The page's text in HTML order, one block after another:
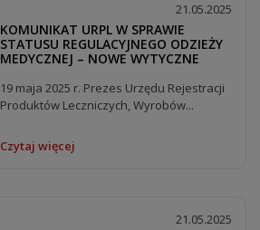
21.05.2025
KOMUNIKAT URPL W SPRAWIE
STATUSU REGULACYJNEGO ODZIEŻY
MEDYCZNEJ – NOWE WYTYCZNE
19 maja 2025 r. Prezes Urzędu Rejestracji
Produktów Leczniczych, Wyrobów...
Czytaj więcej
21.05.2025